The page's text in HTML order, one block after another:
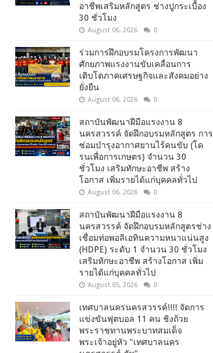
อาชีพเสริมหลักสูตร ช่างปูกระเบื้อง
30 ชั่วโมง
August 06, 2026 0
ร่วมการฝึกอบรมโครงการพัฒนา
ศักยภาพแรงงานขับเคลื่อนการ
เติบโตภาคเศรษฐกิจและสังคมอย่าง
ยั่งยืน
August 06, 2026 0
สถาบันพัฒนาฝีมือแรงงาน 8
นครสวรรค์ จัดฝึกอบรมหลักสูตร การ
ซ่อมบำรุงอากาศยานไร้คนขับ (โด
รนเพื่อการเกษตร) จำนวน 30
ชั่วโมง เสริมทักษะอาชีพ สร้าง
โอกาส เพิ่มรายได้แก่บุคคลทั่วไป
August 06, 2026 0
สถาบันพัฒนาฝีมือแรงงาน 8
นครสวรรค์ จัดฝึกอบรมหลักสูตรช่าง
เชื่อมท่อพอลิเอทินความหนาแน่นสูง
(HDPE) ระดับ 1 จำนวน 30 ชั่วโมง
เสริมทักษะอาชีพ สร้างโอกาส เพิ่ม
รายได้แก่บุคคลทั่วไป
August 05, 2026 0
เทศบาลนครนครสวรรค์!!!! จัดการ
แข่งขันฟุตบอล 11 คน ชิงถ้วย
พระราชทานพระบาทสมเด็จ
พระเจ้าอยู่หัว "เทศบาลนคร